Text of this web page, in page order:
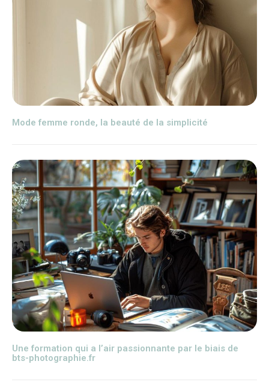
Mode femme ronde, la beauté de la simplicité
Une formation qui a l’air passionnante par le biais de
bts-photographie.fr